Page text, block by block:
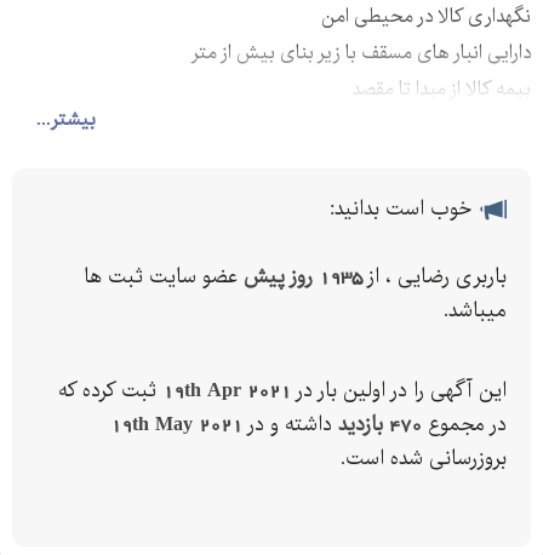
بیشتر...
نگهداری کالا در محیطی امن
دارایی انبار های مسقف با زیر بنای بیش از متر
بیمه کالا از مبدا تا مقصد
https://barbarirezaei.com
خوب است بدانید:
باربری رضایی ، از1935 روز پیش
عضو سایت ثبت ها
میباشد.
این آگهی را در اولین بار در 19th Apr 2021 ثبت کرده که
در مجموع 470 بازدید داشته و در 19th May 2021
بروزرسانی شده است.